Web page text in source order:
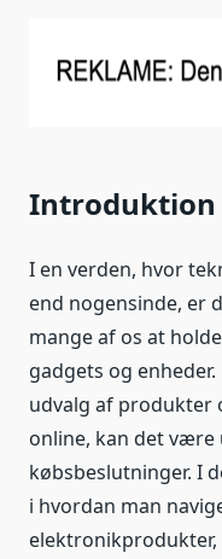
Introduktion
I en verden, hvor
end nogensinde, er
mange af os at
gadgets og
udvalg af
online, kan det
købsbeslutninger. I
i hvordan man